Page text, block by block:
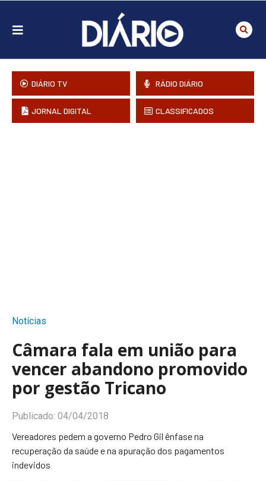
DIÁRIO TV RÁDIO DIÁRIO
JORNAL DIGITAL CLASSIFICADOS
Notícias
Câmara fala em união para
vencer abandono promovido
por gestão Tricano
Publicado: 04/04/2018
Vereadores pedem a governo Pedro Gil ênfase na
recuperação da saúde e na apuração dos pagamentos
indevidos